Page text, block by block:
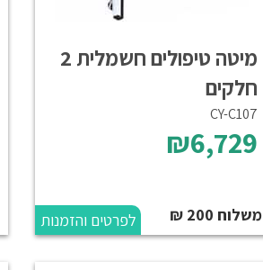
מיטה טיפולים חשמלית 2
חלקים
CY-C107
₪6,729
משלוח 200 ₪ לפרטים והזמנות